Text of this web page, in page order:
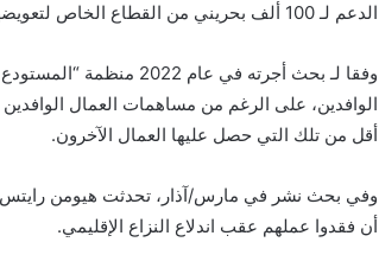
الدعم لـ 100 ألف بحريني من القطاع الخاص لتعويضهم عن انخفاض الأجور وفقدانها، لكنها استبعدت العمال الوافدين بالمثل.
الوافدين، على الرغم من مساهمات العمال
أقل من تلك التي حصل عليها العمال الآخرون.
وفي بحث نشر في مارس/آذار، تحدثت هيومن رايتس
أن فقدوا عملهم عقب اندلاع النزاع الإقليمي.